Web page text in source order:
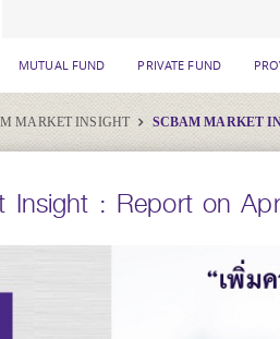
MUTUAL FUND PRIVATE FUND
MARKET INSIGHT SCBAM MARKET
Insight : Report on